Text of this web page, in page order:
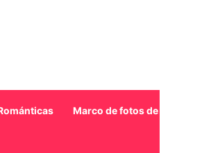
Marco de fotos de collage